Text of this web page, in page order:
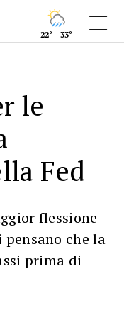
22° - 33°
le
Fed
flessione
che la
prima di